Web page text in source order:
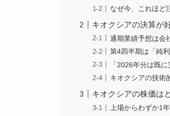
なぜ今、これほど
キオクシアの決算が
通期業績予想は会
第4四半期は「純
「2026年分は既
キオクシアの技術
キオクシアの株価は
上場からわずか1